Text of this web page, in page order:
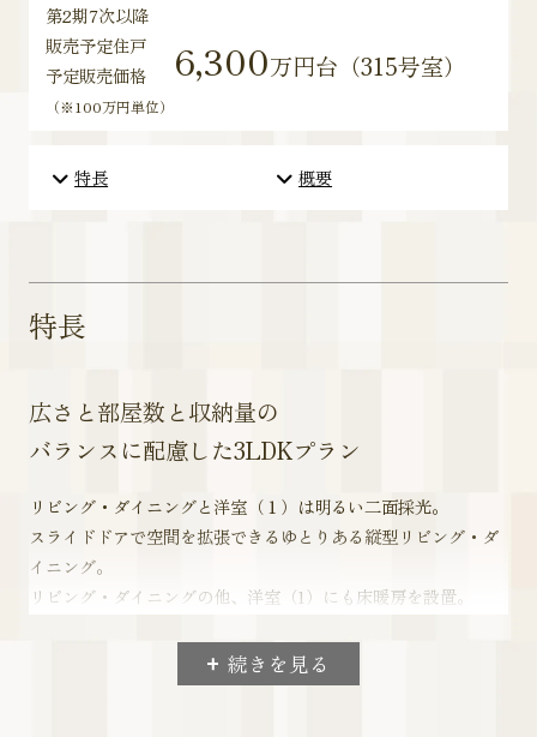
第2期7次以降
販売予定住戸
予定販売価格
（※100万円単位）
6,300万円台（315号室）
特長 概要
特長
広さと部屋数と収納量の
バランスに配慮した3LDKプラン
続きを見る
リビング・ダイニングと洋室（１）は明るい二面採光。
スライドドアで空間を拡張できるゆとりある縦型リビング・ダ
イニング。
リビング・ダイニングの他、洋室（1）にも床暖房を設置。